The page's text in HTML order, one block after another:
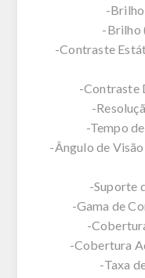
-
-Brilho
-Contraste
-Contraste
-
-Tempo
-Ângulo de
-Suporte
-Gama de
-
-Cobertura
-Taxa